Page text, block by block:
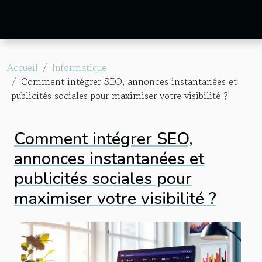
Accueil
Informatique
Comment intégrer SEO, annonces instantanées et
publicités sociales pour maximiser votre visibilité ?
Comment intégrer SEO,
annonces instantanées et
publicités sociales pour
maximiser votre visibilité ?